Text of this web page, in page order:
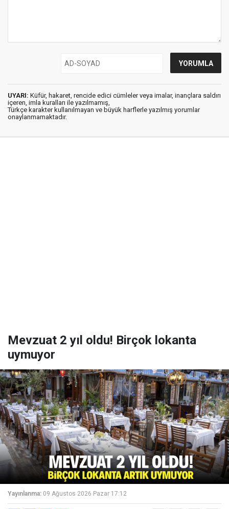
UYARI: Küfür, hakaret, rencide edici cümleler veya imalar, inançlara saldırı
içeren, imla kuralları ile yazılmamış,
Türkçe karakter kullanılmayan ve büyük harflerle yazılmış yorumlar
onaylanmamaktadır.
Mevzuat 2 yıl oldu! Birçok lokanta
uymuyor
Yayınlanma: 09 Ağustos 2026 Pazar 17:12